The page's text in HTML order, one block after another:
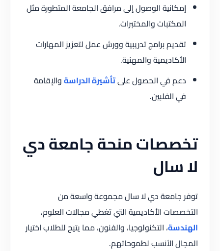
إمكانية الوصول إلى مرافق الجامعة المتطورة مثل
المكتبات والمختبرات.
تقديم برامج تدريبية وورش عمل لتعزيز المهارات
الأكاديمية والمهنية.
دعم في الحصول علىتأشيرة الدراسةوالإقامة
في الفلبين.
تخصصات منحة جامعة دي
لا سال
توفر جامعة دي لا سال مجموعة واسعة من
التخصصات الأكاديمية التي تغطي مجالات العلوم،
الهندسة، التكنولوجيا، والفنون، مما يتيح للطلاب اختيار
المجال الأنسب لطموحاتهم.